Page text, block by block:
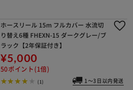
ホースリール 15m フルカバー 水流切
り替え6種 FHEXN-15 ダークグレー/ブ
ラック【2年保証付き】
¥5,000
50ポイント(1倍)
(1) 1～3日以内発送